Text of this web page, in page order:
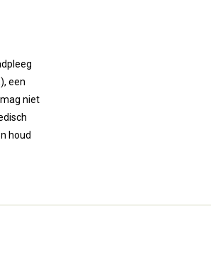
een
niet
houd